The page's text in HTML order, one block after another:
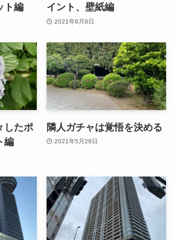
ト編
イント、壁紙編
2021年6月8日
したポ
編
隣人ガチャは覚悟を決める
2021年5月28日